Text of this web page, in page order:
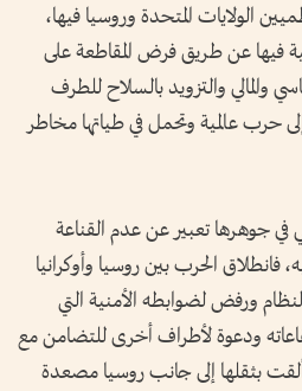
الولايات المتحدة وروسيا فيها،
فيها عن طريق فرض المقاطعة على
والمالي والتزويد بالسلاح للطرف
حرب عالمية وتحمل في طياتها مخاطر
في جوهرها تعبير عن عدم القناعة
فانطلاق الحرب بين روسيا وأوكرانيا
ورفض لضوابطه الأمنية التي
ودعوة لأطراف أخرى للتضامن مع
بثقلها إلى جانب روسيا مصعدة